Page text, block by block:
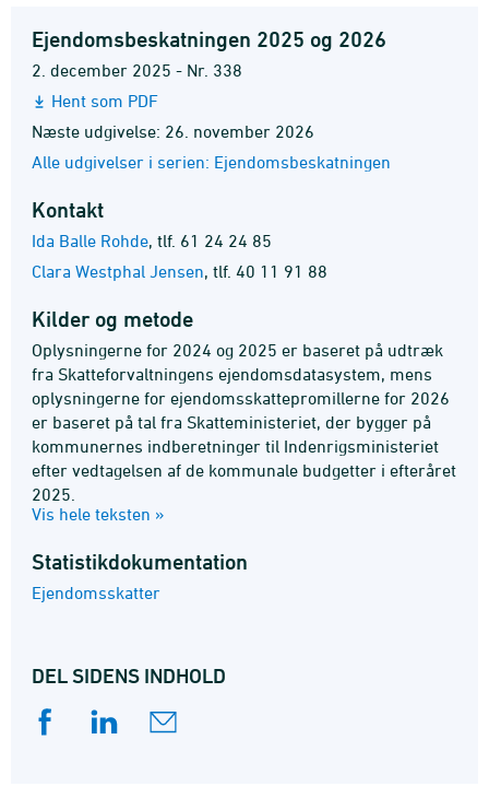
Ejendomsbeskatningen 2025 og 2026
2. december 2025 - Nr. 338
Hent som PDF
Næste udgivelse: 26. november 2026
Alle udgivelser i serien: Ejendomsbeskatningen
Kontakt
Ida Balle Rohde, tlf. 61 24 24 85
Clara Westphal Jensen, tlf. 40 11 91 88
Kilder og metode
Oplysningerne for 2024 og 2025 er baseret på udtræk
fra Skatteforvaltningens ejendomsdatasystem, mens
oplysningerne for ejendomsskattepromillerne for 2026
er baseret på tal fra Skatteministeriet, der bygger på
kommunernes indberetninger til Indenrigsministeriet
efter vedtagelsen af de kommunale budgetter i efteråret
2025.
Vis hele teksten »
Statistik­dokumentation
Ejendomsskatter
DEL SIDENS INDHOLD